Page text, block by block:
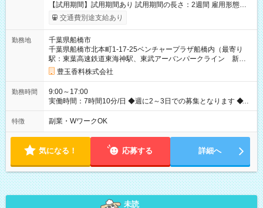
【試用期間】試用期間あり 試用期間の長さ：2週間 雇用形態、
給与は本採用時と同じです。 初回の契約期間は、3か月間となり
ます。
交通費別途支給あり
勤務地
千葉県船橋市
千葉県船橋市北本町1-17-25ベンチャープラザ船橋内（最寄り
駅：東葉高速鉄道東海神駅、東武アーバンパークライン 新船
橋駅）
豊玉香料株式会社
勤務時間
9:00～17:00
実働時間：7時間10分/日 ◆週に2～3日での募集となります ◆昼
休憩：50分 ◆残業はありません ◆勤務時間９：００～１６：０
０（休憩１２：００～１２：５０）の枠でも可能。
特徴 副業・WワークOK
気になる！ 応募する 詳細へ
未読